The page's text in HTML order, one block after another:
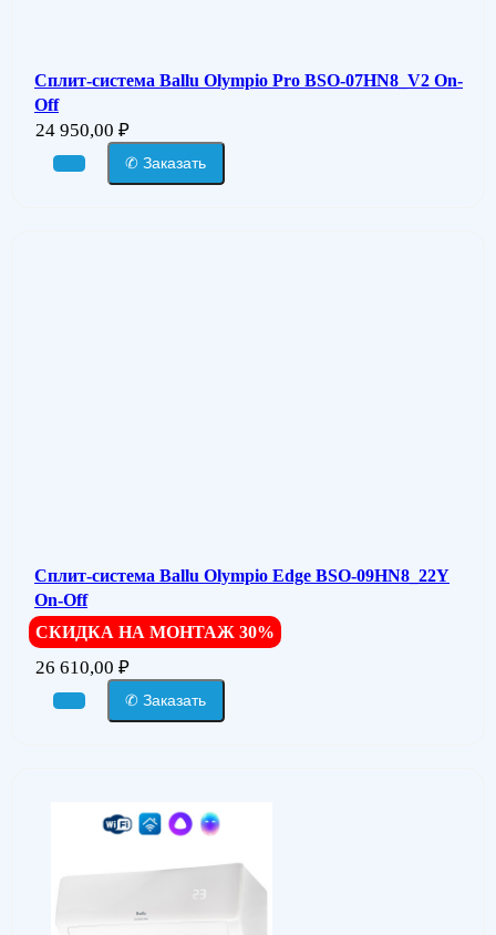
Сплит-система Ballu Olympio Pro BSO-07HN8_V2 On-
Off
24 950,00 ₽
✆ Заказать
Сплит-система Ballu Olympio Edge BSO-09HN8_22Y
On-Off
СКИДКА НА МОНТАЖ 30%
26 610,00 ₽
✆ Заказать